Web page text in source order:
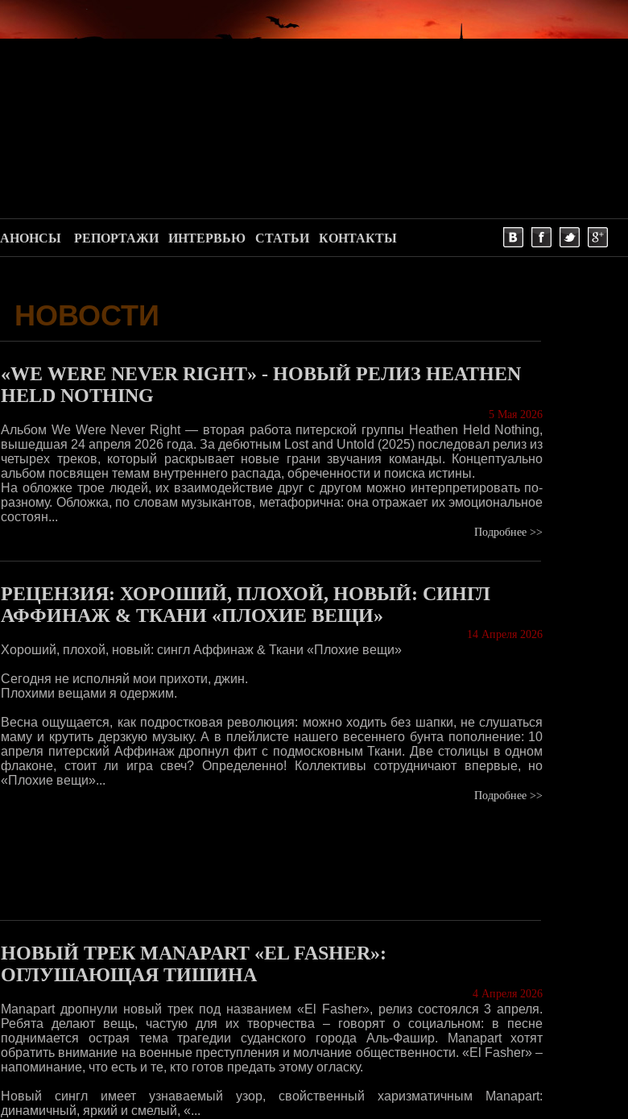
.
АНОНСЫ РЕПОРТАЖИ ИНТЕРВЬЮ СТАТЬИ КОНТАКТЫ
НОВОСТИ
«WE WERE NEVER RIGHT» - НОВЫЙ РЕЛИЗ HEATHEN
HELD NOTHING
5 Мая 2026
Альбом We Were Never Right — вторая работа питерской группы Heathen Held Nothing,
вышедшая 24 апреля 2026 года. За дебютным Lost and Untold (2025) последовал релиз из
четырех треков, который раскрывает новые грани звучания команды. Концептуально
альбом посвящен темам внутреннего распада, обреченности и поиска истины.
На обложке трое людей, их взаимодействие друг с другом можно интерпретировать по-
разному. Обложка, по словам музыкантов, метафорична: она отражает их эмоциональное
состоян...
Подробнее >>
РЕЦЕНЗИЯ: ХОРОШИЙ, ПЛОХОЙ, НОВЫЙ: СИНГЛ
АФФИНАЖ & ТКАНИ «ПЛОХИЕ ВЕЩИ»
14 Апреля 2026
Хороший, плохой, новый: сингл Аффинаж & Ткани «Плохие вещи»
Сегодня не исполняй мои прихоти, джин.
Плохими вещами я одержим.
Весна ощущается, как подростковая революция: можно ходить без шапки, не слушаться
маму и крутить дерзкую музыку. А в плейлисте нашего весеннего бунта пополнение: 10
апреля питерский Аффинаж дропнул фит с подмосковным Ткани. Две столицы в одном
флаконе, стоит ли игра свеч? Определенно! Коллективы сотрудничают впервые, но
«Плохие вещи»...
Подробнее >>
НОВЫЙ ТРЕК MANAPART «EL FASHER»:
ОГЛУШАЮЩАЯ ТИШИНА
4 Апреля 2026
Manapart дропнули новый трек под названием «El Fasher», релиз состоялся 3 апреля.
Ребята делают вещь, частую для их творчества – говорят о социальном: в песне
поднимается острая тема трагедии суданского города Аль-Фашир. Manapart хотят
обратить внимание на военные преступления и молчание общественности. «El Fasher» –
напоминание, что есть и те, кто готов предать этому огласку.
Новый сингл имеет узнаваемый узор, свойственный харизматичным Manapart:
динамичный, яркий и смелый, «...